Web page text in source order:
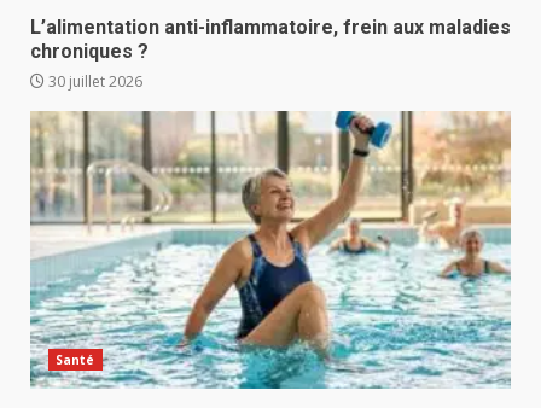
L’alimentation anti-inflammatoire, frein aux maladies
chroniques ?
30 juillet 2026
Santé